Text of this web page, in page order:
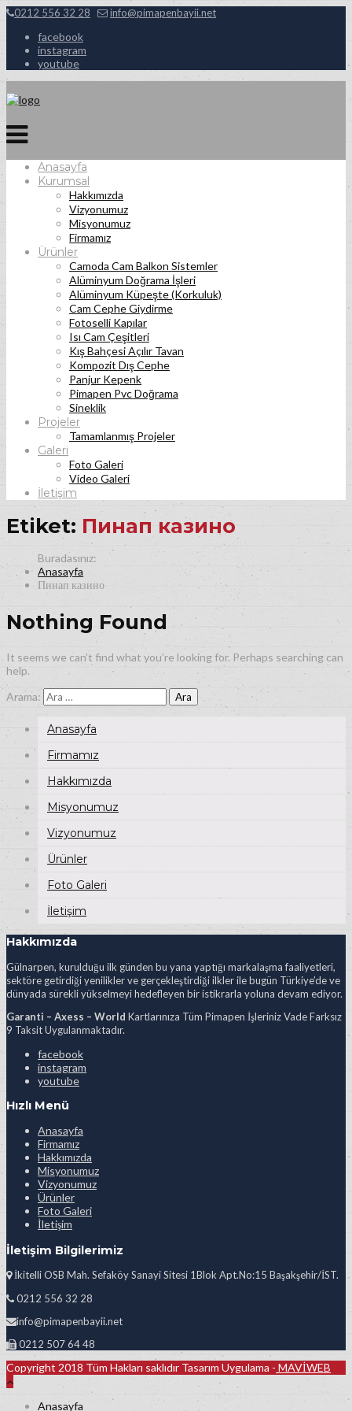
0212 556 32 28 info@pimapenbayii.net
facebook
instagram
youtube
Anasayfa
Kurumsal
Hakkımızda
Vizyonumuz
Misyonumuz
Firmamız
Ürünler
Camoda Cam Balkon Sistemler
Alüminyum Doğrama İşleri
Alüminyum Küpeşte (Korkuluk)
Cam Cephe Giydirme
Fotoselli Kapılar
Isı Cam Çeşitleri
Kış Bahçesi Açılır Tavan
Kompozit Dış Cephe
Panjur Kepenk
Pimapen Pvc Doğrama
Sineklik
Projeler
Tamamlanmış Projeler
Galeri
Foto Galeri
Video Galeri
İletişim
Etiket: Пинап казино
Anasayfa
Пинап казино
Nothing Found
It seems we can’t find what you’re looking for. Perhaps searching can
help.
Arama:
Anasayfa
Firmamız
Hakkımızda
Misyonumuz
Vizyonumuz
Ürünler
Foto Galeri
İletişim
Hakkımızda
Gülnarpen, kurulduğu ilk günden bu yana yaptığı markalaşma faaliyetleri,
sektöre getirdiği yenilikler ve gerçekleştirdiği ilkler ile bugün Türkiye’de ve
dünyada sürekli yükselmeyi hedefleyen bir istikrarla yoluna devam ediyor.
Garanti – Axess – World Kartlarınıza Tüm Pimapen İşleriniz Vade Farksız
9 Taksit Uygulanmaktadır.
facebook
instagram
youtube
Hızlı Menü
Anasayfa
Firmamız
Hakkımızda
Misyonumuz
Vizyonumuz
Ürünler
Foto Galeri
İletişim
İletişim Bilgilerimiz
İkitelli OSB Mah. Sefaköy Sanayi Sitesi 1Blok Apt.No:15 Başakşehir/İST.
0212 556 32 28
info@pimapenbayii.net
0212 507 64 48
Copyright 2018 Tüm Hakları saklıdır Tasarım Uygulama - MAVİWEB
Anasayfa